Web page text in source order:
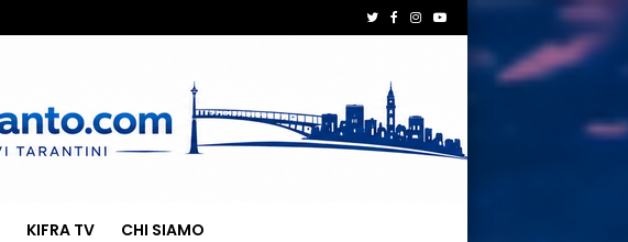
KIFRA TV CHI SIAMO